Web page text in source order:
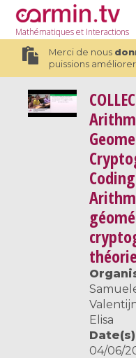
Mathématiqueset Interactions
Merci de nous
puissions
Elisa
Date(s)
04/06/